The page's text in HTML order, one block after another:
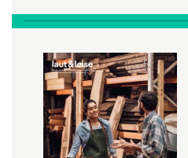
1/2024
-
Gesundheit"
Menge